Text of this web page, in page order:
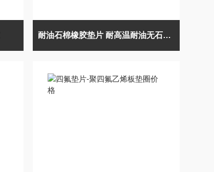
耐油石棉橡胶垫片 耐高温耐油无石棉垫片